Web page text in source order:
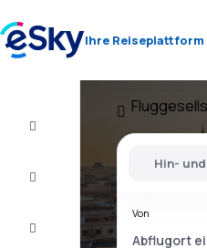
Ihre Reiseplattform
Hin-
Von